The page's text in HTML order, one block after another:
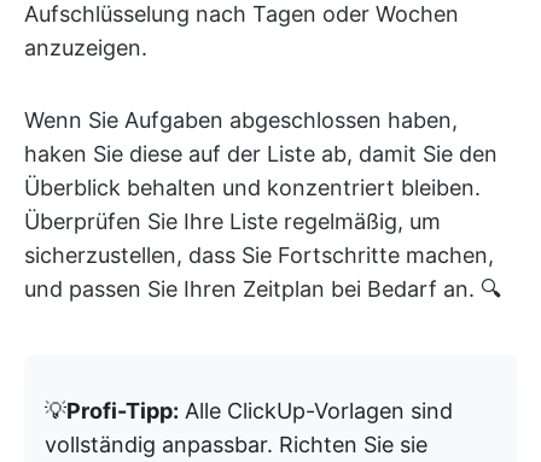
Aufschlüsselung nach Tagen oder Wochen
anzuzeigen.
Wenn Sie Aufgaben abgeschlossen haben,
haken Sie diese auf der Liste ab, damit Sie den
Überblick behalten und konzentriert bleiben.
Überprüfen Sie Ihre Liste regelmäßig, um
sicherzustellen, dass Sie Fortschritte machen,
und passen Sie Ihren Zeitplan bei Bedarf an. 🔍
💡Profi-Tipp: Alle ClickUp-Vorlagen sind
vollständig anpassbar. Richten Sie sie